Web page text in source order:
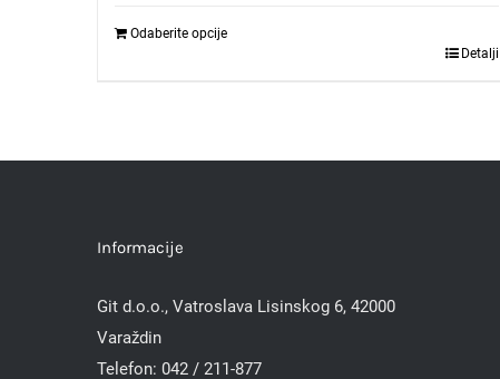
Odaberite opcije
Detalji
Informacije
Git d.o.o., Vatroslava Lisinskog 6, 42000
Varaždin
Telefon: 042 / 211-877